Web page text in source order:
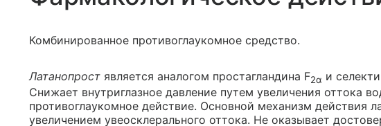
Комбинированное противоглаукомное средство.
Латанопрост является аналогом простагландина F2α и
Снижает внутриглазное давление путем увеличения оттока
противоглаукомное действие. Основной механизм действия
увеличением увеосклерального оттока. Не оказывает